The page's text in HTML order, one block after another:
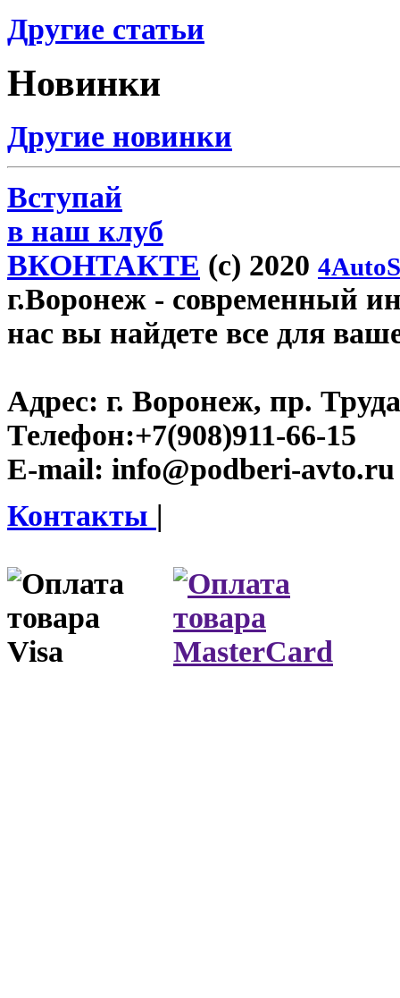
Другие статьи
Новинки
Другие новинки
Вступай
в наш клуб
ВКОНТАКТЕ (c) 2020
г.Воронеж - современный
нас вы найдете все для
Адрес: г. Воронеж, пр.
Телефон:+7(908)911-66-15
E-mail: info@podberi-avto.ru
Контакты |